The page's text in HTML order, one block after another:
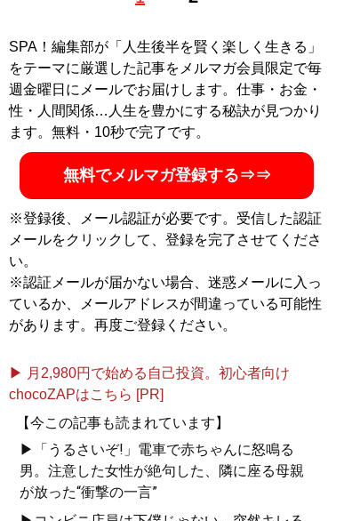
SPA！編集部が「人生後半を賢く楽しく生きる」
をテーマに厳選した記事をメルマガ会員限定で毎
週金曜日にメールでお届けします。仕事・お金・
性・人間関係…人生を豊かにする秘訣が見つかり
ます。無料・10秒で完了です。
無料でメルマガ登録する⇒⇒
※登録後、メール認証が必要です。受信した認証
メールをクリックして、登録を完了させてくださ
い。
※認証メールが届かない場合、迷惑メールに入っ
ているか、メールアドレスが間違っている可能性
があります。再度ご登録ください。
▶ 月2,980円で始める自己投資。初心者向け
chocoZAPはこちら [PR]
【今この記事も読まれています】
▶「うるさいぞ!」電車で赤ちゃんに怒鳴る
男。注意した女性が絶句した、隣に座る母親
が放った“衝撃の一言”